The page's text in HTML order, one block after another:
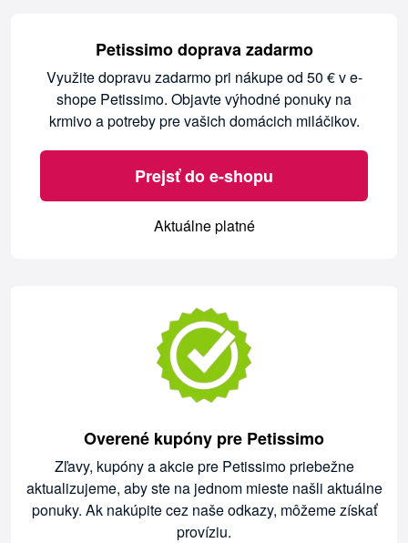
Petissimo doprava zadarmo
Využite dopravu zadarmo pri nákupe od 50 € v e-
shope Petissimo. Objavte výhodné ponuky na
krmivo a potreby pre vašich domácich miláčikov.
Prejsť do e-shopu
Aktuálne platné
Overené kupóny pre Petissimo
Zľavy, kupóny a akcie pre Petissimo priebežne
aktualizujeme, aby ste na jednom mieste našli aktuálne
ponuky. Ak nakúpite cez naše odkazy, môžeme získať
províziu.